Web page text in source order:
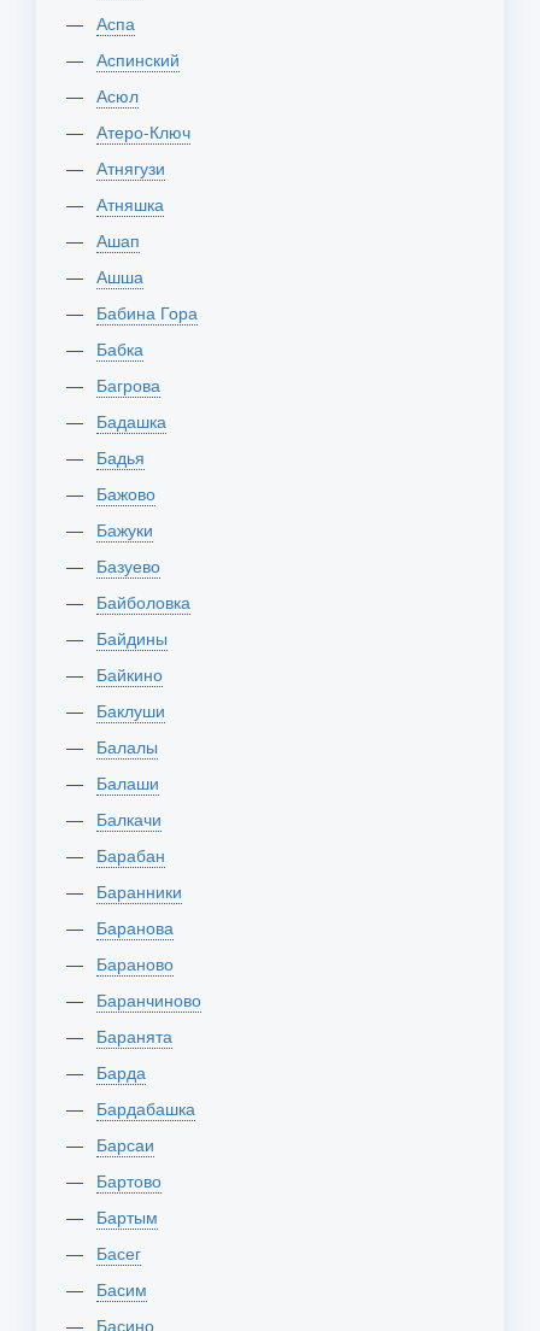
Аспа
Аспинский
Асюл
Атеро-Ключ
Атнягузи
Атняшка
Ашап
Ашша
Бабина Гора
Бабка
Багрова
Бадашка
Бадья
Бажово
Бажуки
Базуево
Байболовка
Байдины
Байкино
Баклуши
Балалы
Балаши
Балкачи
Барабан
Баранники
Баранова
Бараново
Баранчиново
Баранята
Барда
Бардабашка
Барсаи
Бартово
Бартым
Басег
Басим
Басино